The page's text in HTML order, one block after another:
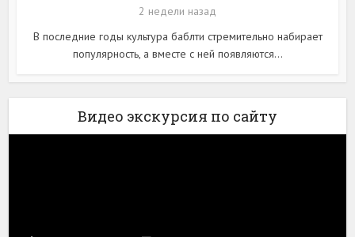
2 недели назад
В последние годы культура баблти стремительно набирает
популярность, а вместе с ней появляются...
Видео экскурсия по сайту